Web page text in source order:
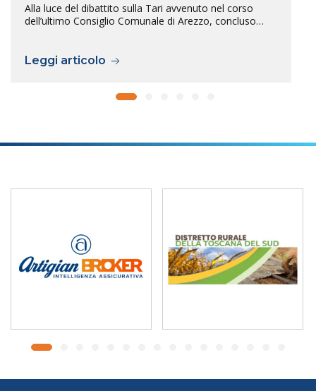
Alla luce del dibattito sulla Tari avvenuto nel corso
dell’ultimo Consiglio Comunale di Arezzo, concluso…
Leggi articolo